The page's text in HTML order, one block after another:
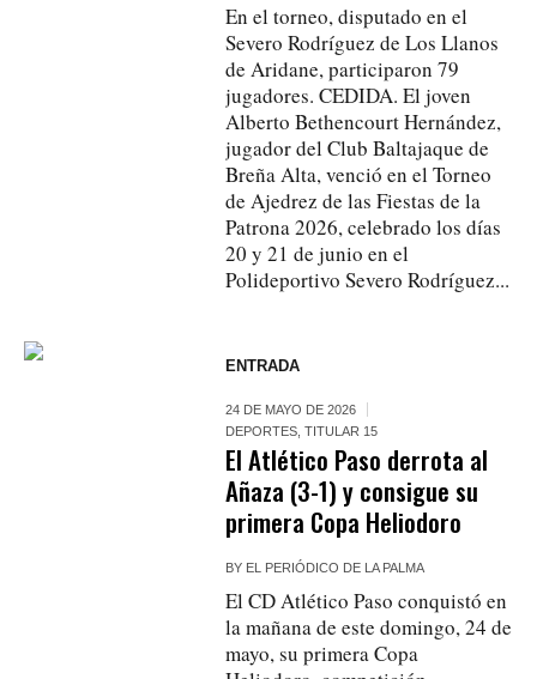
En el torneo, disputado en el
Severo Rodríguez de Los Llanos
de Aridane, participaron 79
jugadores. CEDIDA. El joven
Alberto Bethencourt Hernández,
jugador del Club Baltajaque de
Breña Alta, venció en el Torneo
de Ajedrez de las Fiestas de la
Patrona 2026, celebrado los días
20 y 21 de junio en el
Polideportivo Severo Rodríguez...
ENTRADA
24 DE MAYO DE 2026
DEPORTES ,TITULAR 15
El Atlético Paso derrota al
Añaza (3-1) y consigue su
primera Copa Heliodoro
BY EL PERIÓDICO DE LA PALMA
El CD Atlético Paso conquistó en
la mañana de este domingo, 24 de
mayo, su primera Copa